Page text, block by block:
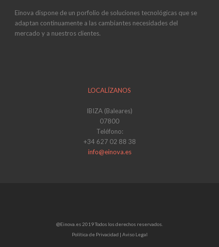
Einova dispone de un porfolio de soluciones tecnológicas que se
adaptan continuamente a las cambiantes necesidades del
mercado y a nuestros clientes.
LOCALÍZANOS
IBIZA (Baleares)
07800
Teléfono:
+34 627 02 88 38
info@einova.es
@Einova.es 2019 Todos los derechos reservados.
Política de Privacidad | Aviso Legal